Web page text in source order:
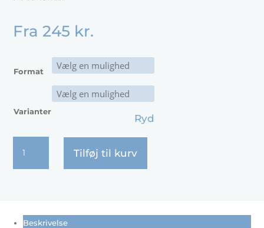
Fra245 kr.
Format
Varianter
Ryd
Tilføj til kurv
Beskrivelse